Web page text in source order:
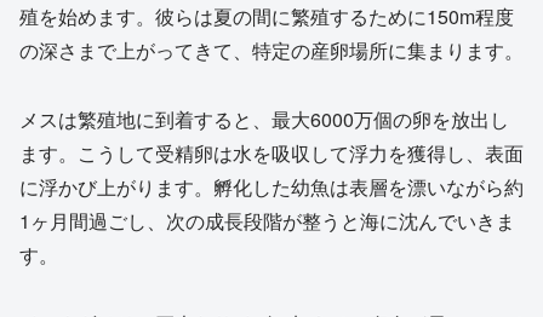
殖を始めます。彼らは夏の間に繁殖するために150m程度
の深さまで上がってきて、特定の産卵場所に集まります。
メスは繁殖地に到着すると、最大6000万個の卵を放出し
ます。こうして受精卵は水を吸収して浮力を獲得し、表面
に浮かび上がります。孵化した幼魚は表層を漂いながら約
1ヶ月間過ごし、次の成長段階が整うと海に沈んでいきま
す。